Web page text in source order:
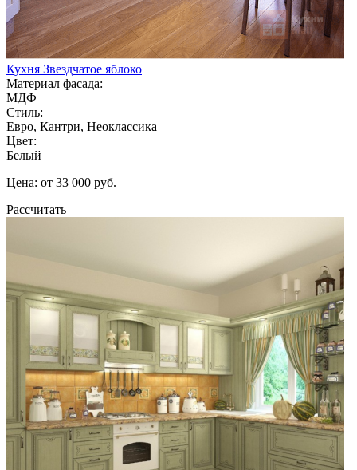
Кухня Звездчатое яблоко
Материал фасада:
МДФ
Стиль:
Евро, Кантри, Неоклассика
Цвет:
Белый
Цена: от 33 000 руб.
Рассчитать